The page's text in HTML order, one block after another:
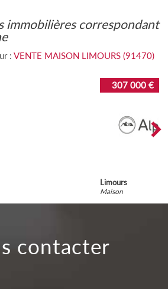
: VENTE MAISON LIMOURS (91470)
contacter